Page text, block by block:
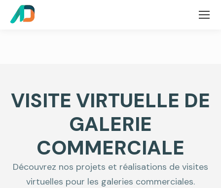
VISITE VIRTUELLE DE
GALERIE
COMMERCIALE
Découvrez nos projets et réalisations de visites
virtuelles pour les galeries commerciales.